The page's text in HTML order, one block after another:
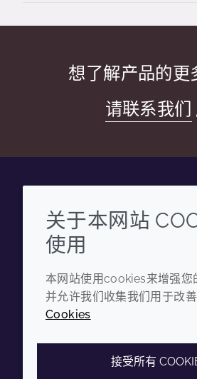
想了解产品的更
请联系我们
WechatYouku
企业
年度报告
可持续发展报告
关于本网站
使用
本网站使用cookies来增强您
并允许我们收集我们用于改善
Cookies
接受所有